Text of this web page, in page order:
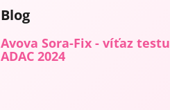
Blog
Avova Sora-Fix - víťaz testu
ADAC 2024